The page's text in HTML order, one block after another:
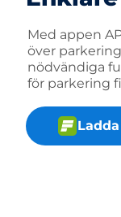
Med appen
över
nödvändiga
för parkering